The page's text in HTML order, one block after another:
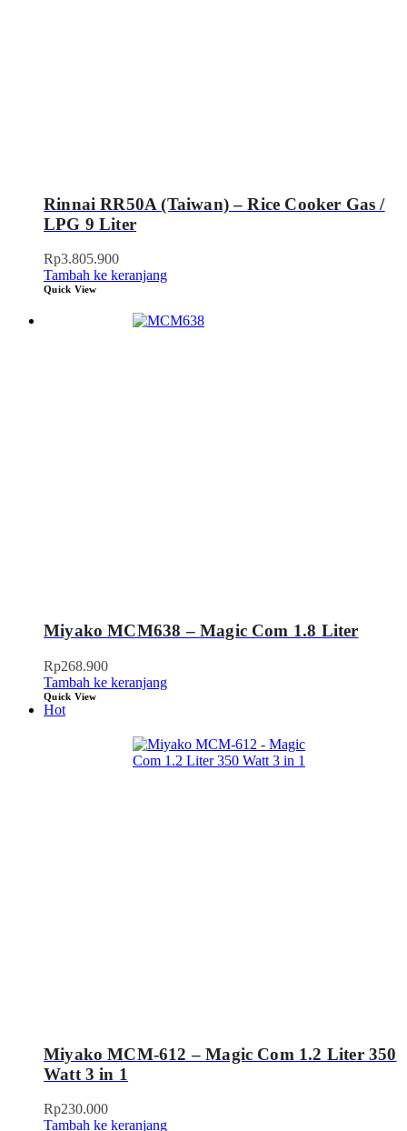
Rinnai RR50A (Taiwan) – Rice Cooker Gas /
LPG 9 Liter
Rp3.805.900
Tambah ke keranjang
Quick View
Miyako MCM638 – Magic Com 1.8 Liter
Rp268.900
Tambah ke keranjang
Quick View
Hot
Miyako MCM-612 – Magic Com 1.2 Liter 350
Watt 3 in 1
Rp230.000
Tambah ke keranjang